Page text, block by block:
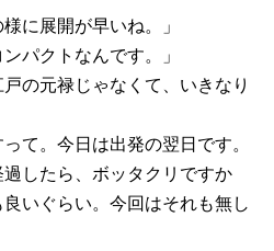
に展開が早いね。」
パクトなんです。」
の元禄じゃなくて、いきなり
て。今日は出発の翌日です。
したら、ボッタクリですか
いぐらい。今回はそれも無し